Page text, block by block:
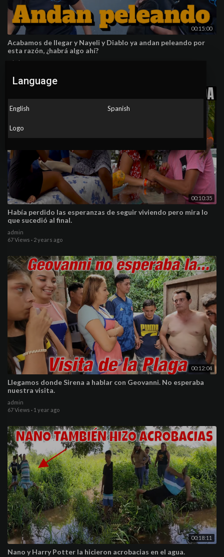
00:15:00
Acabamos de llegar y Nayeli y Diablo ya andan peleando por
esta razón, ¿habrá algo ahí?
admin
00:10:35
Había perdido las esperanzas de seguir viviendo pero mira lo
que sucedió al final.
admin
67 Views · 2 years ago
00:12:04
Llegamos donde Sirena a hablar con Geovanni. No esperaba
nuestra visita.
admin
67 Views · 1 year ago
00:18:11
Nano y Harry Potter la hicieron acrobacias en el agua.
Language
English Spanish
Logo